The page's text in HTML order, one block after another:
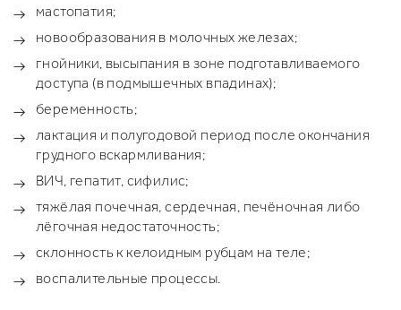
мастопатия;
новообразования в молочных железах;
гнойники, высыпания в зоне подготавливаемого
доступа (в подмышечных впадинах);
беременность;
лактация и полугодовой период после окончания
грудного вскармливания;
ВИЧ, гепатит, сифилис;
тяжёлая почечная, сердечная, печёночная либо
лёгочная недостаточность;
склонность к келоидным рубцам на теле;
воспалительные процессы.